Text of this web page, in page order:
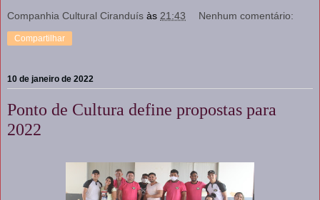
Companhia Cultural Ciranduís às 21:43 Nenhum comentário:
Compartilhar
10 de janeiro de 2022
Ponto de Cultura define propostas para
2022